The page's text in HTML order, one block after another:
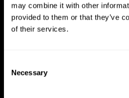
may combine it with other
provided to them or that they’ve
of their services.
Selection
Necessary